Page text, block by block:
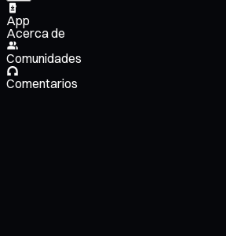
App
Acerca de
Comunidades
Comentarios